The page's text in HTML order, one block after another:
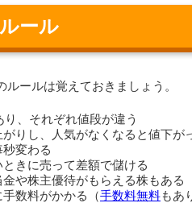
ール
ールは覚えておきましょう。
、それぞれ値段が違う
りし、人気がなくなると値下が
変わる
きに売って差額で儲ける
や株主優待がもらえる株もある
数料がかかる（手数料無料もあ